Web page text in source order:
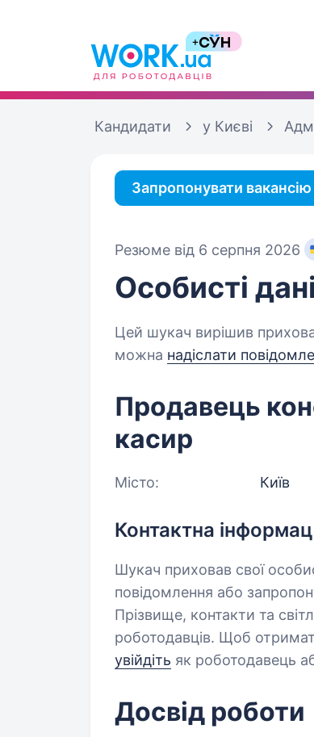
Кандидати у Києві
Запропонувати вакансію
Резюме від 6 серпня 2026
Особисті дані
Цей шукач вирішив
можна надіслати
Продавець
касир
Місто: Київ
Контактна
Шукач приховав свої
повідомлення або
Прізвище, контакти та
роботодавців. Щоб
увійдіть як роботодавець
Досвід роботи